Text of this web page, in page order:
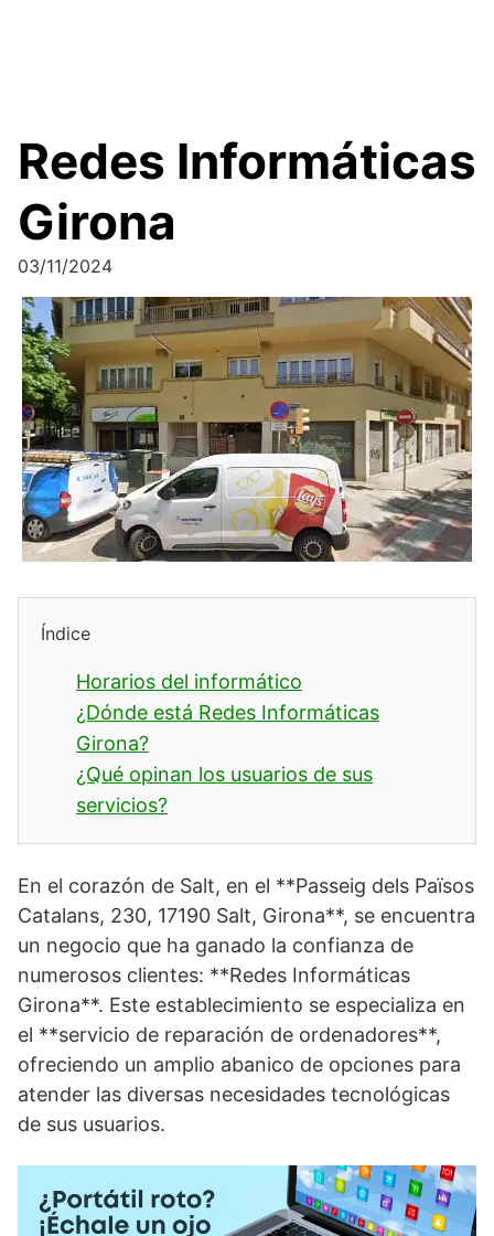
Redes Informáticas
Girona
03/11/2024
Índice
Horarios del informático
¿Dónde está Redes Informáticas
Girona?
¿Qué opinan los usuarios de sus
servicios?
En el corazón de Salt, en el **Passeig dels Països
Catalans, 230, 17190 Salt, Girona**, se encuentra
un negocio que ha ganado la confianza de
numerosos clientes: **Redes Informáticas
Girona**. Este establecimiento se especializa en
el **servicio de reparación de ordenadores**,
ofreciendo un amplio abanico de opciones para
atender las diversas necesidades tecnológicas
de sus usuarios.